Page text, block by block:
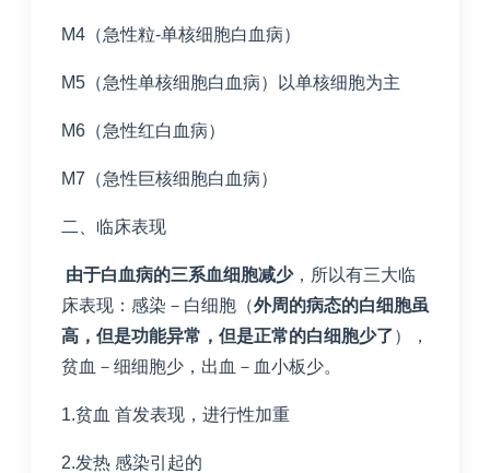
M4（急性粒-单核细胞白血病）
M5（急性单核细胞白血病）以单核细胞为主
M6（急性红白血病）
M7（急性巨核细胞白血病）
二、临床表现
由于白血病的三系血细胞减少，所以有三大临
床表现：感染－白细胞（外周的病态的白细胞虽
高，但是功能异常，但是正常的白细胞少了），
贫血－细细胞少，出血－血小板少。
1.贫血 首发表现，进行性加重
2.发热 感染引起的